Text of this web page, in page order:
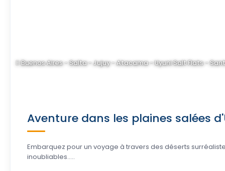
Buenos Aires - Salta - Jujuy - Atacama - Uyuni Salt Flats -
Aventure dans les plaines salées
Embarquez pour un voyage à travers des déserts
inoubliables.....